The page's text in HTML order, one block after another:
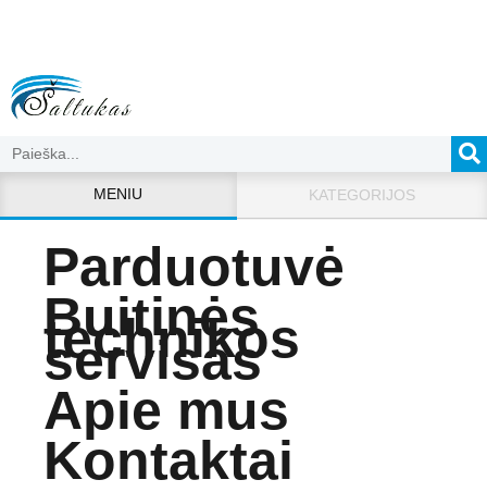
MENIU KATEGORIJOS
Parduotuvė
Buitinės
technikos
servisas
Apie mus
Kontaktai